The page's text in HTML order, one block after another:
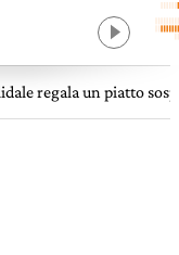
regala un piatto